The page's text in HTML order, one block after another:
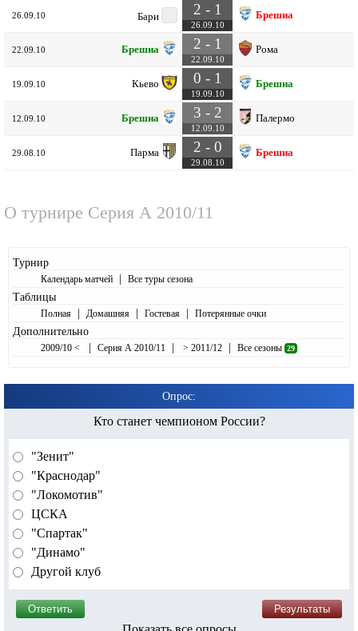
26.09.10 Бари 2 - 1
26.09.10
Брешиа
22.09.10 Брешиа 2 - 1
22.09.10
Рома
19.09.10 Кьево 0 - 1
19.09.10
Брешиа
12.09.10 Брешиа 3 - 2
12.09.10
Палермо
29.08.10 Парма 2 - 0
29.08.10
Брешиа
О турнире Серия А 2010/11
Турнир
Календарь матчей | Все туры сезона
Таблицы
Полная | Домашняя | Гостевая | Потерянные очки
Дополнительно
2009/10 < | Серия А 2010/11 | > 2011/12 | Все сезоны 29
Опрос:
Кто станет чемпионом России?
"Зенит"
"Краснодар"
"Локомотив"
ЦСКА
"Спартак"
"Динамо"
Другой клуб